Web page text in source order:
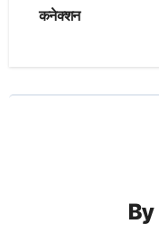
कनेक्शन
By